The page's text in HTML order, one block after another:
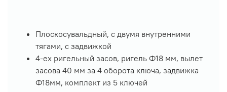
Плоскосувальдный, с двумя внутренними
тягами, с задвижкой
4-ех ригельный засов, ригель Ф18 мм, вылет
засова 40 мм за 4 оборота ключа, задвижка
Ф18мм, комплект из 5 ключей